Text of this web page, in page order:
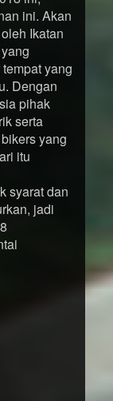
ini. Akan
Ikatan
yang
Dengan
pihak
serta
yang
itu
syarat dan
jadi